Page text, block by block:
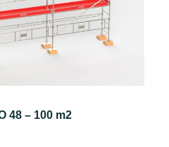
48 – 100 m2